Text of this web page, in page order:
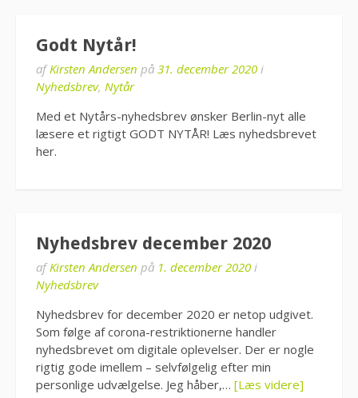
Godt Nytår!
afKirsten Andersen på 31. december 2020 i
Nyhedsbrev, Nytår
Med et Nytårs-nyhedsbrev ønsker Berlin-nyt alle
læsere et rigtigt GODT NYTÅR! Læs nyhedsbrevet
her.
Nyhedsbrev december 2020
afKirsten Andersen på 1. december 2020 i
Nyhedsbrev
Nyhedsbrev for december 2020 er netop udgivet.
Som følge af corona-restriktionerne handler
nyhedsbrevet om digitale oplevelser. Der er nogle
rigtig gode imellem – selvfølgelig efter min
personlige udvælgelse. Jeg håber,… [Læs videre]